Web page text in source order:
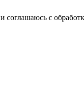
и соглашаюсь с